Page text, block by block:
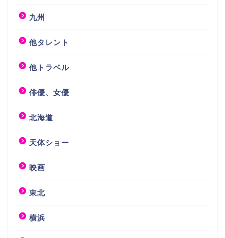
九州
他タレント
他トラベル
俳優、女優
北海道
天体ショー
映画
東北
横浜